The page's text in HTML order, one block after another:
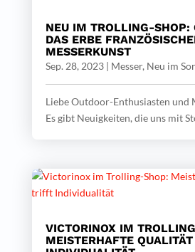
NEU IM TROLLING-SHOP:
DAS ERBE
MESSERKUNST
Sep. 28, 2023| Messer, Neu im
Liebe Outdoor-Enthusiasten und
Es gibt Neuigkeiten, die uns mit
VICTORINOX IM
MEISTERHAFTE